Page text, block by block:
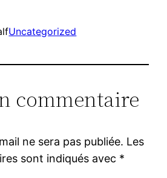
Uncategorized
commentaire
ne sera pas publiée. Les
sont indiqués avec *